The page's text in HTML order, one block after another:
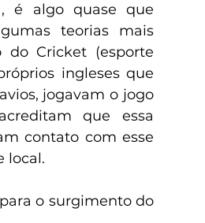
é algo quase que
teorias mais
Cricket (esporte
ingleses que
jogavam o jogo
que essa
contato com esse
local.
o surgimento do